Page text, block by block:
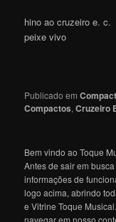
hino ao cruzeiro e. c.
peixe vivo
Publicado em
Compactos,Cruzeiro
Bem vindo ao Toque
Antes de sair em
informações de
logo acima, abrindo
e Vitrine Toque
navegar em nosso